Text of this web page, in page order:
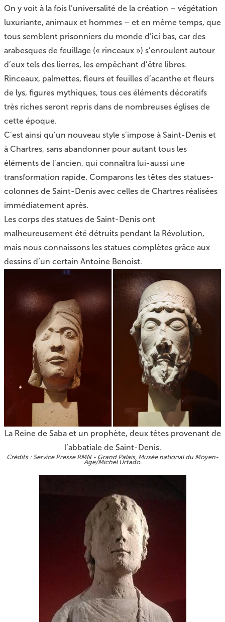
On y voit à la fois l’universalité de la création – végétation
luxuriante, animaux et hommes – et en même temps, que
tous semblent prisonniers du monde d’ici bas, car des
arabesques de feuillage (« rinceaux ») s’enroulent autour
d’eux tels des lierres, les empêchant d’être libres.
Rinceaux, palmettes, fleurs et feuilles d’acanthe et fleurs
de lys, figures mythiques, tous ces éléments décoratifs
très riches seront repris dans de nombreuses églises de
cette époque.
C’est ainsi qu’un nouveau style s’impose à Saint-Denis et
à Chartres, sans abandonner pour autant tous les
éléments de l’ancien, qui connaîtra lui-aussi une
transformation rapide. Comparons les têtes des statues-
colonnes de Saint-Denis avec celles de Chartres réalisées
immédiatement après.
Les corps des statues de Saint-Denis ont
malheureusement été détruits pendant la Révolution,
mais nous connaissons les statues complètes grâce aux
dessins d’un certain Antoine Benoist.
La Reine de Saba et un prophète, deux têtes provenant de
l’abbatiale de Saint-Denis.
Service Presse RMN - Grand Palais, Musée national du Moyen-
Age/Michel Urtado.